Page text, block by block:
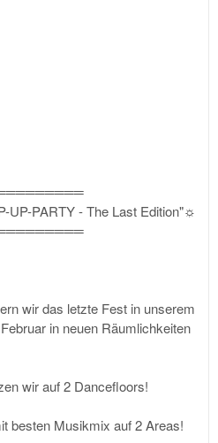
UP-PARTY - The Last Edition"☼
wir das letzte Fest in unserem
in neuen Räumlichkeiten
wir auf 2 Dancefloors!
besten Musikmix auf 2 Areas!